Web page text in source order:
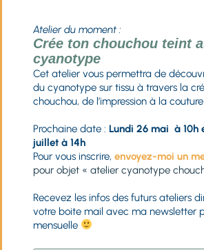
Atelier du moment :
Crée ton chouchou teint
cyanotype
Cet atelier vous permettra de
du cyanotype sur tissu à travers la
chouchou, de l’impression à la
Prochaine date : Lundi 26 mai à 10h
juillet à 14h
Pour vous inscrire, envoyez-moi un
pour objet « atelier cyanotype
Recevez les infos des futurs ateliers
votre boite mail avec ma newsletter
mensuelle